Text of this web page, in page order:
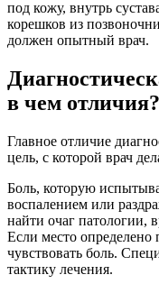
под кожу, внутрь
корешков из
должен опытный врач.
в чем отличия?
Главное отличие
цель, с которой врач
Боль, которую
воспалением или
найти очаг патологии,
Если место определено
чувствовать боль.
тактику лечения.